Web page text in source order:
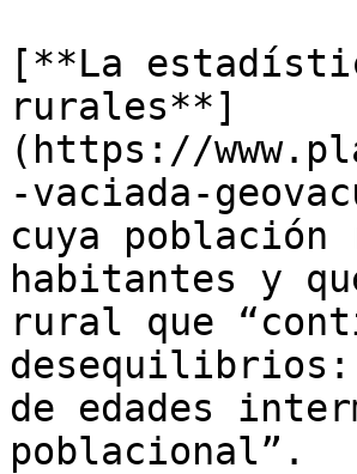
[**La
rurales**]
(https://
-vaciada-
cuya
habitantes y
rural que
desequilibrios:
de edades
poblacional”.